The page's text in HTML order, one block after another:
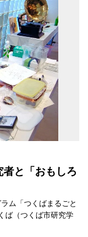
と「おもしろ
ム「つくばまるごと
ば（つくば市研究学